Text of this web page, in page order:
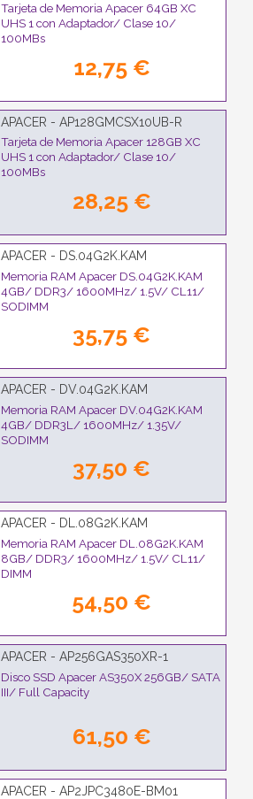
Tarjeta de Memoria Apacer 64GB XC
UHS 1 con Adaptador/ Clase 10/
100MBs
12,75 €
APACER - AP128GMCSX10UB-R
Tarjeta de Memoria Apacer 128GB XC
UHS 1 con Adaptador/ Clase 10/
100MBs
28,25 €
APACER - DS.04G2K.KAM
Memoria RAM Apacer DS.04G2K.KAM
4GB/ DDR3/ 1600MHz/ 1.5V/ CL11/
SODIMM
35,75 €
APACER - DV.04G2K.KAM
Memoria RAM Apacer DV.04G2K.KAM
4GB/ DDR3L/ 1600MHz/ 1.35V/
SODIMM
37,50 €
APACER - DL.08G2K.KAM
Memoria RAM Apacer DL.08G2K.KAM
8GB/ DDR3/ 1600MHz/ 1.5V/ CL11/
DIMM
54,50 €
APACER - AP256GAS350XR-1
Disco SSD Apacer AS350X 256GB/ SATA
III/ Full Capacity
61,50 €
APACER - AP2JPC3480E-BM01